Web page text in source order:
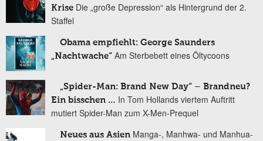
Krise Die „große Depression“ als Hintergrund der 2.
Staffel
Obama empfiehlt: George Saunders
„Nachtwache“ Am Sterbebett eines Öltycoons
„Spider-Man: Brand New Day“ – Brandneu?
Ein bisschen … In Tom Hollands viertem Auftritt
mutiert Spider-Man zum X-Men-Prequel
Neues aus Asien Manga-, Manhwa- und Manhua-